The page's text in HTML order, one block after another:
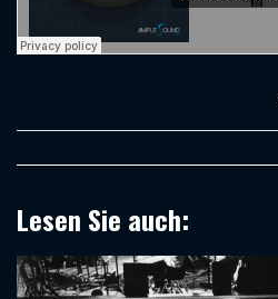
Lesen Sie auch: